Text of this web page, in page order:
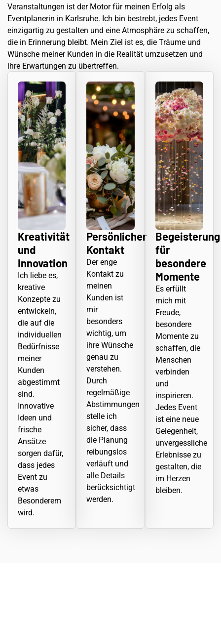
Veranstaltungen ist der Motor für meinen Erfolg als
Eventplanerin in Karlsruhe. Ich bin bestrebt, jedes Event
einzigartig zu gestalten und eine Atmosphäre zu schaffen,
die in Erinnerung bleibt. Mein Ziel ist es, die Träume und
Wünsche meiner Kunden in die Realität umzusetzen und
ihre Erwartungen zu übertreffen.
Kreativität
und
Innovation
Ich liebe es,
kreative
Konzepte zu
entwickeln,
die auf die
individuellen
Bedürfnisse
meiner
Kunden
abgestimmt
sind.
Innovative
Ideen und
frische
Ansätze
sorgen dafür,
dass jedes
Event zu
etwas
Besonderem
wird.
Persönlicher
Kontakt
Der enge
Kontakt zu
meinen
Kunden ist
mir
besonders
wichtig, um
ihre Wünsche
genau zu
verstehen.
Durch
regelmäßige
Abstimmungen
stelle ich
sicher, dass
die Planung
reibungslos
verläuft und
alle Details
berücksichtigt
werden.
Begeisterung
für
besondere
Momente
Es erfüllt
mich mit
Freude,
besondere
Momente zu
schaffen, die
Menschen
verbinden
und
inspirieren.
Jedes Event
ist eine neue
Gelegenheit,
unvergessliche
Erlebnisse zu
gestalten, die
im Herzen
bleiben.